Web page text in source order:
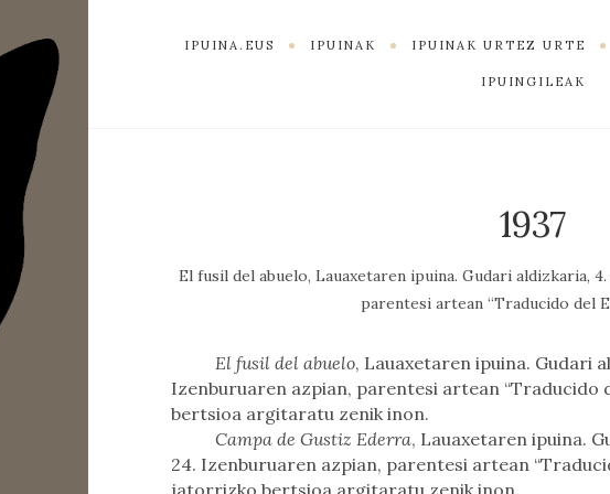
IPUINA.EUS IPUINAK IPUINAK URTEZ URTE
IPUINGILEAK
1937
El fusil del abuelo, Lauaxetaren ipuina. Gudari aldizkaria,
parentesi artean “Traducido del
El fusil del abuelo, Lauaxetaren ipuina. Gudari
Izenburuaren azpian, parentesi artean “Traducido
bertsioa argitaratu zenik inon.
Campa de Gustiz Ederra, Lauaxetaren ipuina.
24. Izenburuaren azpian, parentesi artean
jatorrizko bertsioa argitaratu zenik inon.